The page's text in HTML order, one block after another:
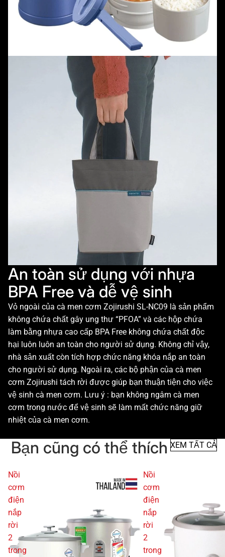
An toàn sử dụng với nhựa
BPA Free và dễ vệ sinh
Vỏ ngoài của cà men cơm Zojirushi SL-NC09 là sản phẩm
không chứa chất gây ung thư “PFOA” và các hộp chứa
làm bằng nhựa cao cấp BPA Free không chứa chất độc
hại luôn luôn an toàn cho người sử dụng. Không chỉ vậy,
nhà sản xuất còn tích hợp chức năng khóa nắp an toàn
cho người sử dụng. Ngoài ra, các bộ phận của cà men
cơm Zojirushi tách rời được giúp bạn thuận tiện cho việc
vệ sinh cà men cơm. Lưu ý : bạn không ngâm cà men
cơm trong nước để vệ sinh sẽ làm mất chức năng giữ
nhiệt của cà men cơm.
Bạn cũng có thể thích XEM TẤT CẢ
Nồi
cơm
điện
nắp
rời
2
trong
Nồi
cơm
điện
nắp
rời
2
trong